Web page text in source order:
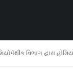
વિભાગ દ્વારા